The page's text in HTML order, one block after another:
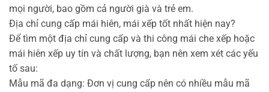
mọi người, bao gồm cả người già và trẻ em.
Địa chỉ cung cấp mái hiên, mái xếp tốt nhất hiện nay?
Để tìm một địa chỉ cung cấp và thi công mái che xếp hoặc
mái hiên xếp uy tín và chất lượng, bạn nên xem xét các yếu
tố sau:
Mẫu mã đa dạng: Đơn vị cung cấp nên có nhiều mẫu mã